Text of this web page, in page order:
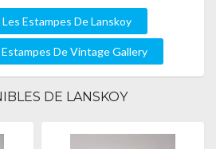
Estampes De Lanskoy
De Vintage Gallery
DE LANSKOY